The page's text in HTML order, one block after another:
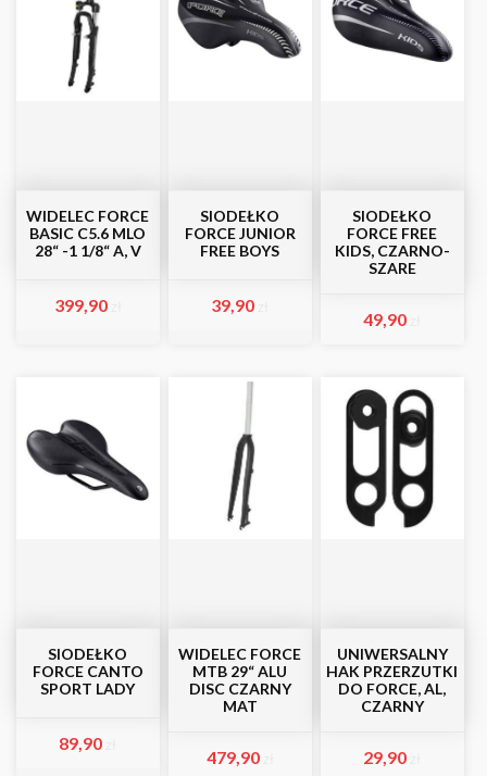
WIDELEC FORCE
BASIC C5.6 MLO
28“ -1 1/8“ A, V
399,90
SIODEŁKO
FORCE JUNIOR
FREE BOYS
39,90
SIODEŁKO
FORCE FREE
KIDS, CZARNO-
SZARE
49,90
SIODEŁKO
FORCE CANTO
SPORT LADY
89,90
WIDELEC FORCE
MTB 29“ ALU
DISC CZARNY
MAT
479,90
UNIWERSALNY
HAK PRZERZUTKI
DO FORCE, AL,
CZARNY
29,90